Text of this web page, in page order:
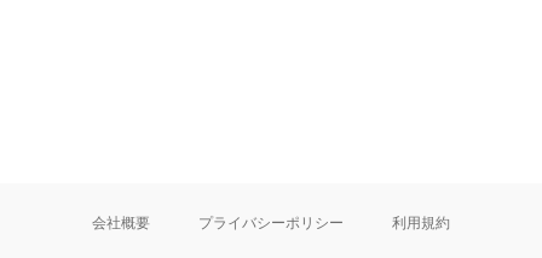
会社概要 プライバシーポリシー 利用規約